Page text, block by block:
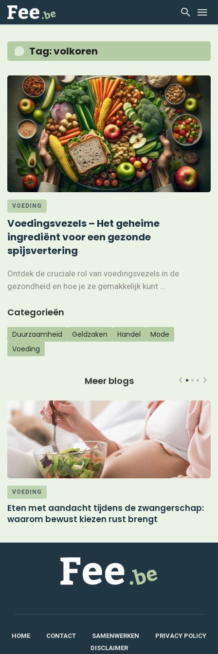
Tag: volkoren
VOEDING
Voedingsvezels – Het geheime
ingrediënt voor een gezonde
spijsvertering
Ontdek de cruciale rol van voedingsvezels in de
gezondheid en hoe je ze gemakkelijk kunt ...
Categorieën
Duurzaamheid Geldzaken Handel
Mode
Voeding
Meer blogs
VOEDING
Eten met aandacht tijdens de zwangerschap:
waarom bewust kiezen rust brengt
HOME CONTACT SAMENWERKEN
PRIVACY POLICY
DISCLAIMER